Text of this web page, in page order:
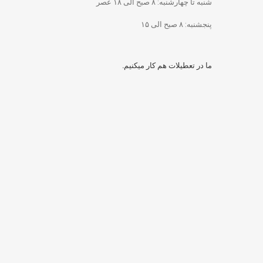
پنجشنبه: ۸ صبح الی ۱۵
ما در تعطیلات هم کار میکنیم.